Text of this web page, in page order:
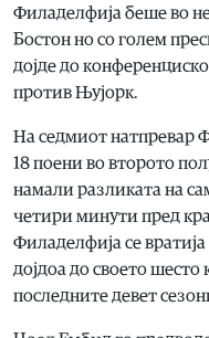
Филаделфија беше во
Бостон но со голем
дојде до
против Њујорк.
На седмиот натпревар
18 поени во второто
намали разликата на
четири минути пред
Филаделфија се
дојдоа до своето
последните девет